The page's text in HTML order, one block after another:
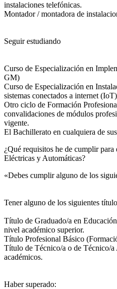
instalaciones telefónicas.
Montador / montadora de
Seguir estudiando
Curso de Especialización en
GM)
Curso de Especialización en
sistemas conectados a internet
Otro ciclo de Formación
convalidaciones de módulos
vigente.
El Bachillerato en cualquiera de
¿Qué requisitos he de cumplir
Eléctricas y Automáticas?
«Debes cumplir alguno de los
Tener alguno de los siguientes
Título de Graduado/a en
nivel académico superior.
Título Profesional Básico
Título de Técnico/a o de Técnico/
académicos.
Haber superado: